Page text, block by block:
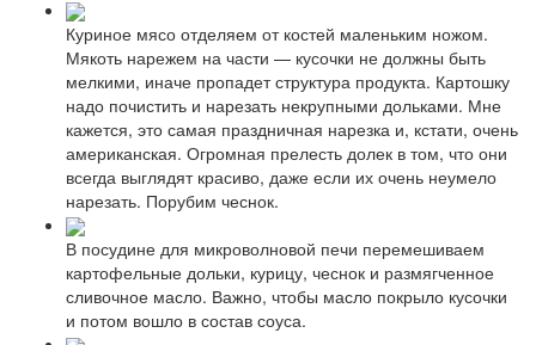
Куриное мясо отделяем от костей маленьким ножом.
Мякоть нарежем на части — кусочки не должны быть
мелкими, иначе пропадет структура продукта. Картошку
надо почистить и нарезать некрупными дольками. Мне
кажется, это самая праздничная нарезка и, кстати, очень
американская. Огромная прелесть долек в том, что они
всегда выглядят красиво, даже если их очень неумело
нарезать. Порубим чеснок.
В посудине для микроволновой печи перемешиваем
картофельные дольки, курицу, чеснок и размягченное
сливочное масло. Важно, чтобы масло покрыло кусочки
и потом вошло в состав соуса.